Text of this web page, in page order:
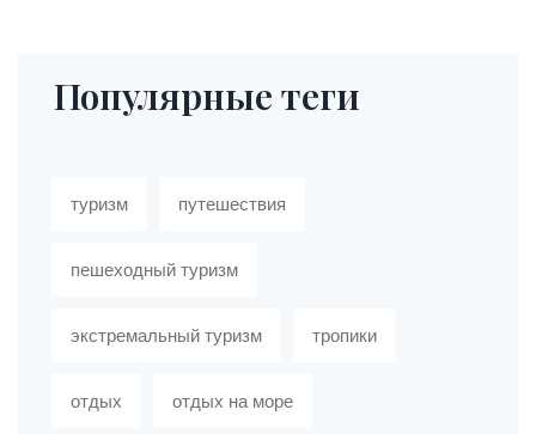
Популярные теги
туризм путешествия
пешеходный туризм
экстремальный туризм тропики
отдых отдых на море